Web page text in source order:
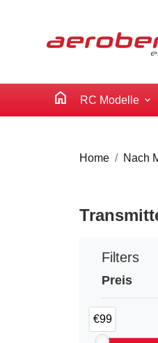
home RC Modelle
Home Nach
Filters
Preis
€99